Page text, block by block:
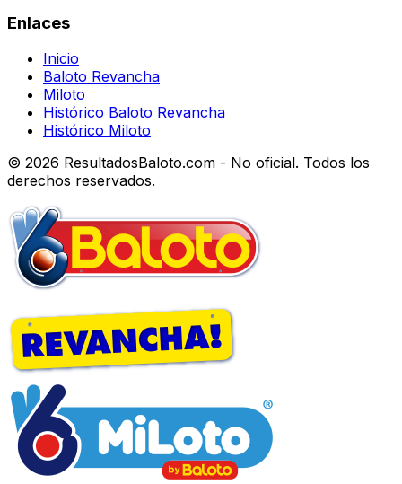
Enlaces
Inicio
Baloto Revancha
Miloto
Histórico Baloto Revancha
Histórico Miloto
© 2026 ResultadosBaloto.com - No oficial. Todos los
derechos reservados.